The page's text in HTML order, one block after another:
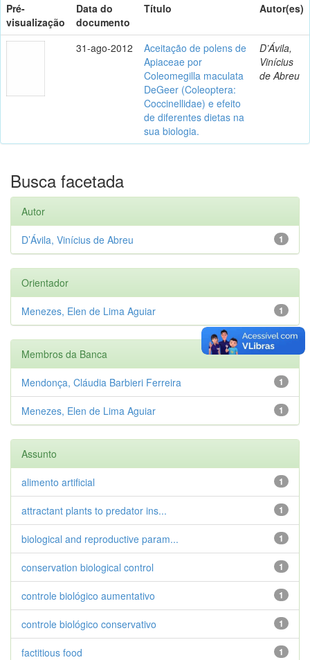
Pré-
visualização
Data do
documento
Título Autor(es)
31-ago-2012
Aceitação de polens de
Apiaceae por
Coleomegilla maculata
DeGeer (Coleoptera:
Coccinellidae) e efeito
de diferentes dietas na
sua biologia.
D’Ávila,
Vinícius
de Abreu
Busca facetada
Autor
1
D’Ávila, Vinícius de Abreu
Orientador
1
Menezes, Elen de Lima Aguiar
Membros da Banca
1
Mendonça, Cláudia Barbieri Ferreira
1
Menezes, Elen de Lima Aguiar
Assunto
1
alimento artificial
1
attractant plants to predator ins...
1
biological and reproductive param...
1
conservation biological control
1
controle biológico aumentativo
1
controle biológico conservativo
1
factitious food